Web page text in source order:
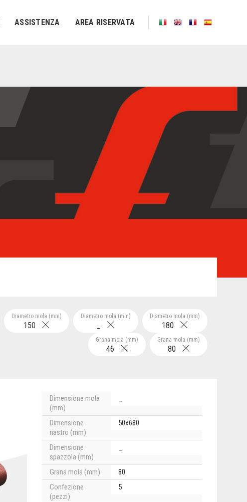
ASSISTENZA AREA RISERVATA
Diametro mola (mm)
180
Diametro mola (mm)
Diametro mola (mm)
150
Grana mola (mm)
80
Grana mola (mm)
46
Dimensione mola
(mm)
Dimensione
nastro (mm)
50x680
Dimensione
spazzola (mm)
Grana mola (mm)
80
Confezione
(pezzi)
5